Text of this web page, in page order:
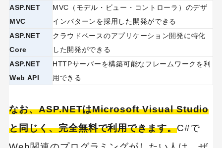
ASP.NET
MVC
MVC（モデル・ビュー・コントローラ）のデザ
インパターンを採用した開発ができる
ASP.NET
Core
クラウドベースのアプリケーション開発に特化
した開発ができる
ASP.NET
Web API
HTTPサーバーを構築可能なフレームワークを利
用できる
なお、ASP.NETはMicrosoft Visual Studio
と同じく、完全無料で利用できます。C#で